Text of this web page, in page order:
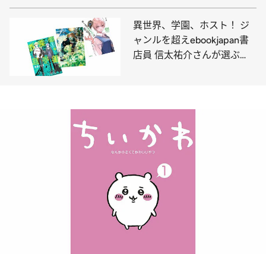
腹が鳴る」
異世界、学園、ホスト！ ジ
ャンルを超えebookjapan書
店員 信太祐介さんが選ぶ